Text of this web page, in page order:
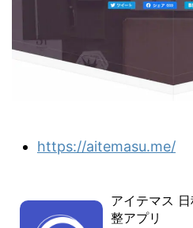
https://aitemasu.me/
アイテマス
整アプリ